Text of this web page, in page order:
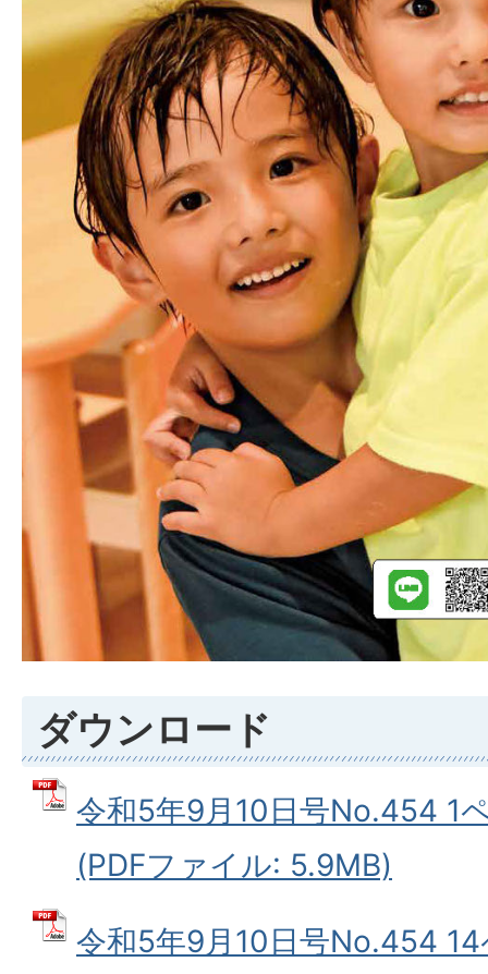
ダウンロード
令和5年9月10日号No.454 1
(PDFファイル: 5.9MB)
令和5年9月10日号No.454